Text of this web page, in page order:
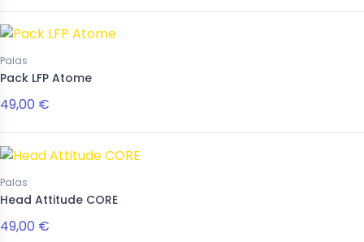
Palas
Pack LFP Atome
49,00 €
Palas
Head Attitude CORE
49,00 €